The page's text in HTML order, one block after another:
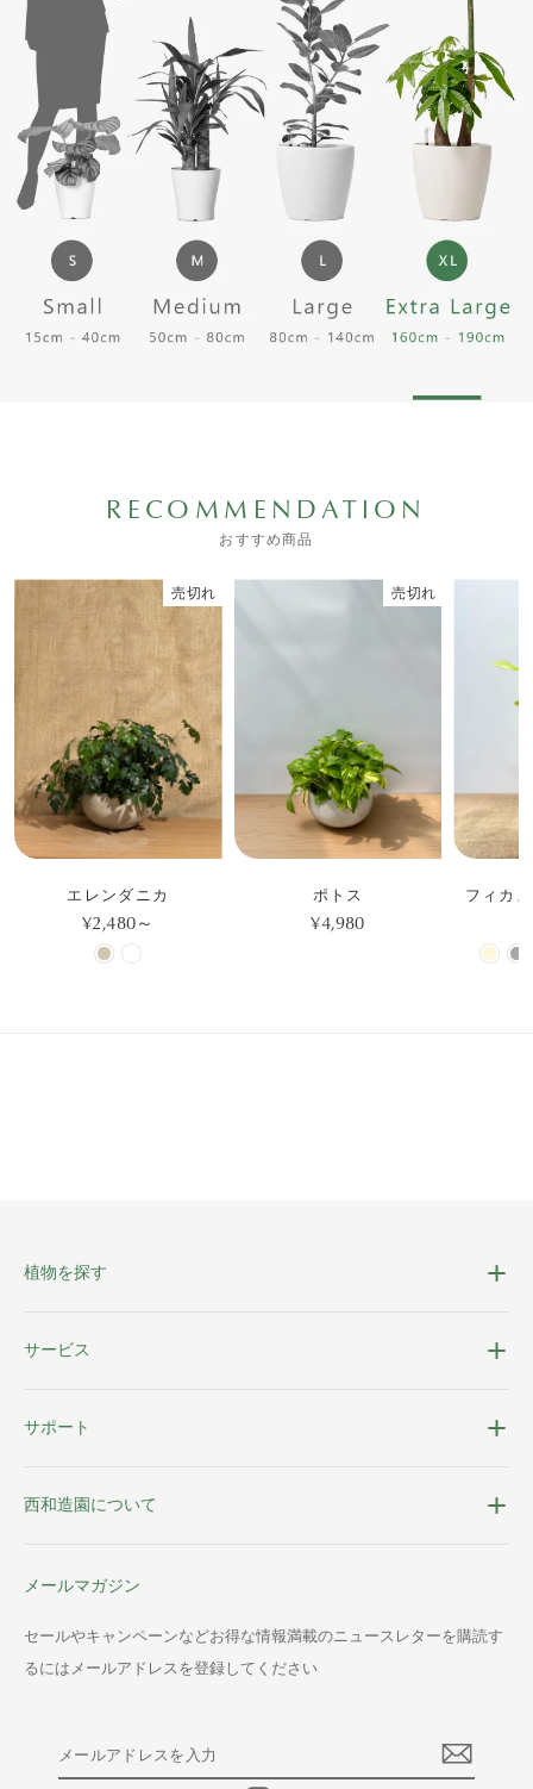
RECOMMENDATION
おすすめ商品
売切れ
エレンダニカ
¥2,480～
売切れ
ポトス
¥4,980
フィカ
植物を探す
サービス
サポート
西和造園について
メールマガジン
セールやキャンペーンなどお得な情報満載のニュースレターを購読す
るにはメールアドレスを登録してください